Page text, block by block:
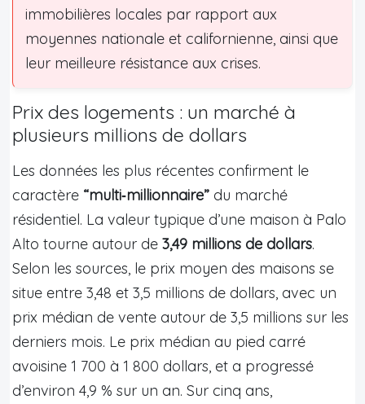
immobilières locales par rapport aux
moyennes nationale et californienne, ainsi que
leur meilleure résistance aux crises.
Prix des logements : un marché à
plusieurs millions de dollars
Les données les plus récentes confirment le
caractère “multi‑millionnaire” du marché
résidentiel. La valeur typique d’une maison à Palo
Alto tourne autour de 3,49 millions de dollars.
Selon les sources, le prix moyen des maisons se
situe entre 3,48 et 3,5 millions de dollars, avec un
prix médian de vente autour de 3,5 millions sur les
derniers mois. Le prix médian au pied carré
avoisine 1 700 à 1 800 dollars, et a progressé
d’environ 4,9 % sur un an. Sur cinq ans,